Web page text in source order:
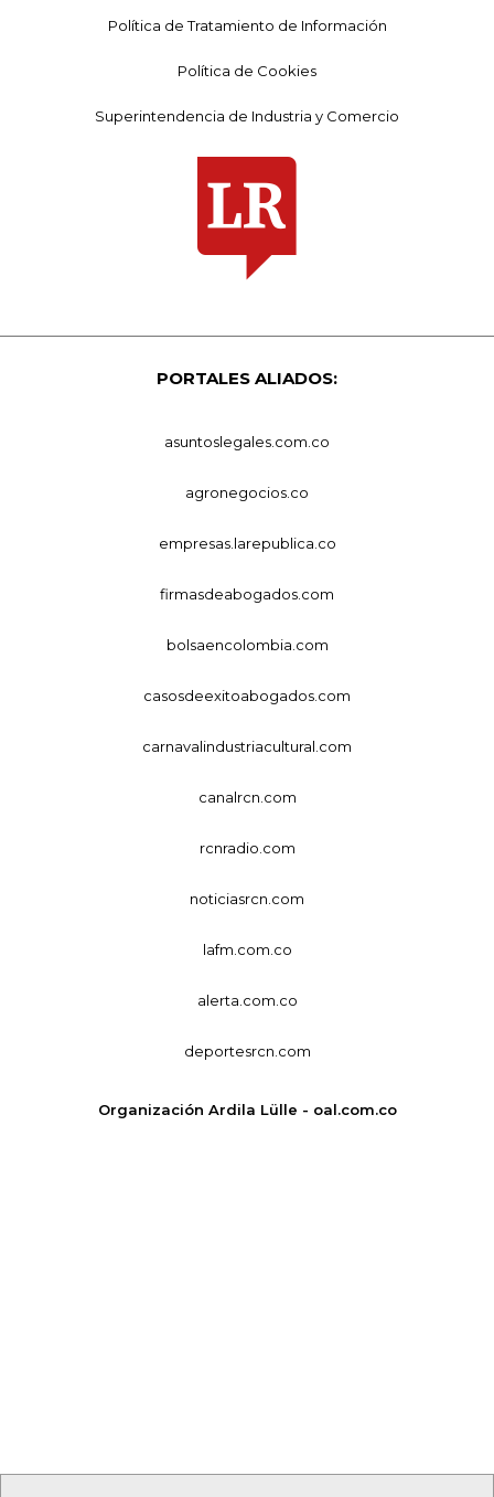
Política de Tratamiento de Información
Política de Cookies
Superintendencia de Industria y Comercio
PORTALES ALIADOS:
asuntoslegales.com.co
agronegocios.co
empresas.larepublica.co
firmasdeabogados.com
bolsaencolombia.com
casosdeexitoabogados.com
carnavalindustriacultural.com
canalrcn.com
rcnradio.com
noticiasrcn.com
lafm.com.co
alerta.com.co
deportesrcn.com
Organización Ardila Lülle - oal.com.co